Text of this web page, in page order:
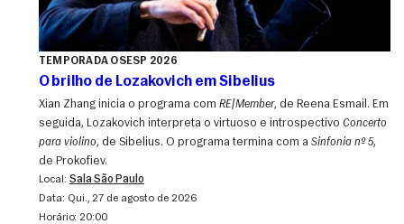
TEMPORADA OSESP 2026
O brilho de Lozakovich em Sibelius
Xian Zhang inicia o programa com RE|Member, de Reena Esmail. Em
seguida, Lozakovich interpreta o virtuoso e introspectivo Concerto
para violino, de Sibelius. O programa termina com a Sinfonia nº 5,
de Prokofiev.
Local: Sala São Paulo
Data:
qui., 27 de agosto de 2026
Horário: 20:00